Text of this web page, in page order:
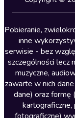
Lektury szkolne
Literatura
Literatura faktu
Literatura
Literatura piękna
Literatura piękna
Nagrania
Pobieranie,
inne
serwisie - bez
szczególności lecz
muzyczne,
zawarte w nich
dane) oraz formę